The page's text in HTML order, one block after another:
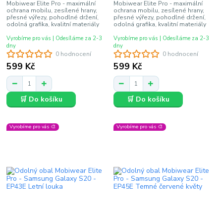
0 hodnocení
Mobiwear Elite Pro - maximální
ochrana mobilu, zesílené hrany,
přesné výřezy, pohodlné držení,
odolná grafika, kvalitní materiály
599 Kč
Vyrobíme pro vás | Odesíláme za 2-3
dny
🛒 Do košíku
0 hodnocení
Mobiwear Elite Pro - maximální
ochrana mobilu, zesílené hrany,
přesné výřezy, pohodlné držení,
odolná grafika, kvalitní materiály
599 Kč
Vyrobíme pro vás | Odesíláme za 2-3
dny
🛒 Do košíku
Vyrobíme pro vás 🎨 Vyrobíme pro vás 🎨